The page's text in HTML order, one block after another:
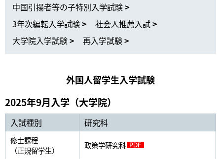
中国引揚者等の子特別入学試験
3年次編転入学試験
社会人推薦入試
大学院入学試験
再入学試験
外国人留学生入学試験
2025年9月入学（大学院）
入試種別 研究科
修士課程
（正規留学生）
政策学研究科